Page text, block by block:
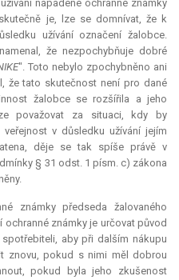
napadené ochranné známky
je, lze se domnívat, že k
užívání označení žalobce.
že nezpochybňuje dobré
". Toto nebylo zpochybněno ani
že tato skutečnost není pro dané
žalobce se rozšířila a jeho
považovat za situaci, kdy by
v důsledku užívání jejím
děje se tak spíše právě v
§ 31 odst. 1 písm. c) zákona
známky předseda žalovaného
známky je určovat původ
aby při dalším nákupu
znovu, pokud s nimi měl dobrou
pokud byla jeho zkušenost